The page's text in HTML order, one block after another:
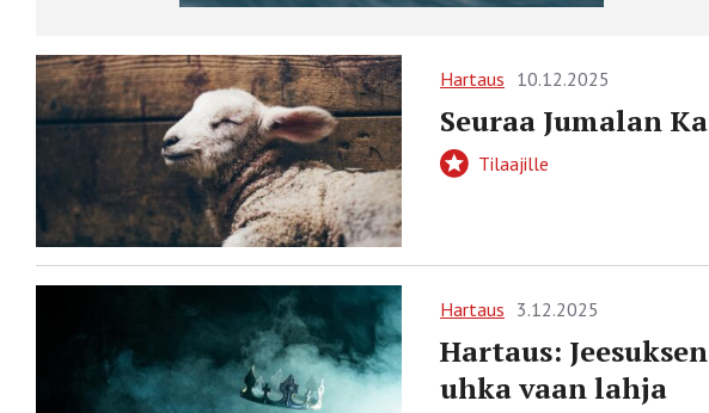
Hartaus 10.12.2025
Seuraa Jumalan
Tilaajille
Hartaus 3.12.2025
Hartaus:
uhka vaan lahja